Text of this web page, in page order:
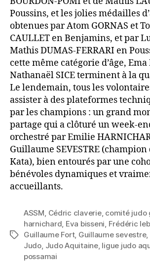
Poussins, et les jolies médailles
obtenues par Atom GORNAS et
CAULLET en Benjamins, et par
Mathis DUMAS-FERRARI en
cette même catégorie d’âge, Ema
Nathanaël SICE terminent à la
Le lendemain, tous les
assister à des plateformes
par les champions : un grand
partage qui a clôturé un week-
orchestré par Emilie
Guillaume SEVESTRE (champion
Kata), bien entourés par une
bénévoles dynamiques et
accueillants.
ASSM, Cédric claverie, comité judo
harnichard, Eva bisseni, Frédéric
Guillaume Fort, Guillaume sevestre,
Judo, Judo Aquitaine, ligue judo
possamai